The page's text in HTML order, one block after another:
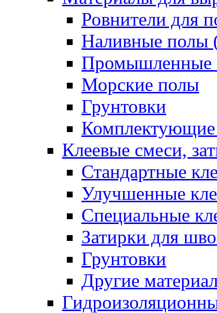
Ровнители для
Наливные полы
Промышленные
Морские полы
Грунтовки
Клеевые смеси,
Стандартные
Улучшенные
Специальные
Затирки для
Грунтовки
Другие